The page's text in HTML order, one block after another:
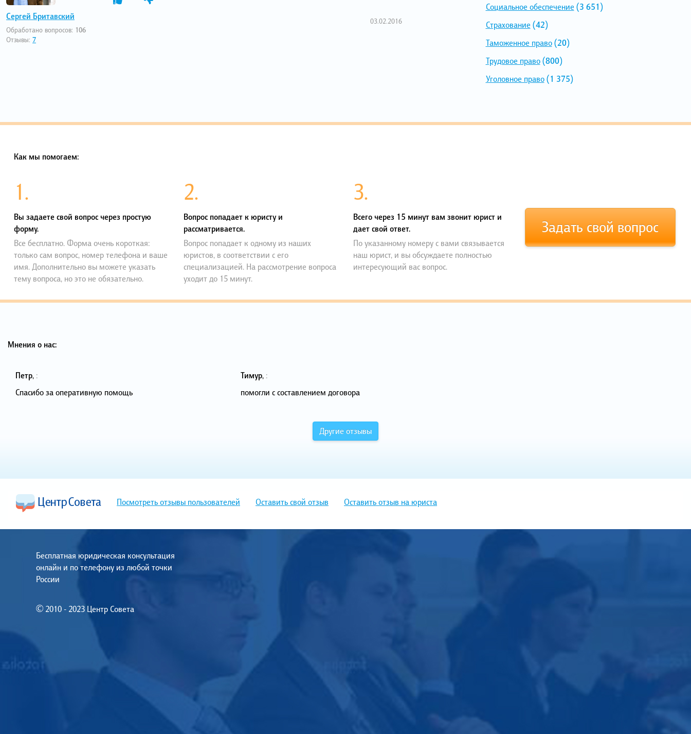
Сергей Бритавский
Обработано вопросов: 106
Отзывы: 7
03.02.2016
Социальное обеспечение (3 651)
Страхование (42)
Таможенное право(20)
Трудовое право(800)
Уголовное право(1 375)
Как мы помогаем:
1.
Вы задаете свой вопрос через простую
форму.
Все бесплатно. Форма очень короткая:
только сам вопрос, номер телефона и ваше
имя. Дополнительно вы можете указать
тему вопроса, но это не обязательно.
2.
Вопрос попадает к юристу и
рассматривается.
Вопрос попадает к одному из наших
юристов, в соответствии с его
специализацией. На рассмотрение вопроса
уходит до 15 минут.
3.
Всего через 15 минут вам звонит юрист и
дает свой ответ.
По указанному номеру с вами связывается
наш юрист, и вы обсуждаете полностью
интересующий вас вопрос.
Задать свой вопрос
Мнения о нас:
Петр, :
Спасибо за оперативную помощь
Тимур, :
помогли с составлением договора
Другие отзывы
Посмотреть отзывы пользователей Оставить свой отзыв Оставить отзыв на юриста
Бесплатная юридическая консультация
онлайн и по телефону из любой точки
России
© 2010 - 2023 Центр Совета